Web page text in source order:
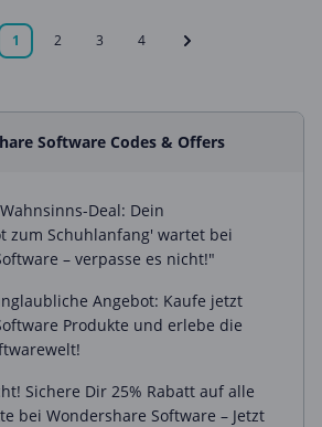
1 2 3 4
Software Codes & Offers
Deal: Dein
zum Schuhlanfang' wartet bei
– verpasse es nicht!"
Angebot: Kaufe jetzt
Produkte und erlebe die
Sichere Dir 25% Rabatt auf alle
bei Wondershare Software – Jetzt